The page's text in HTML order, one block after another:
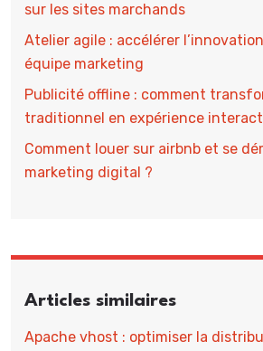
sur les sites marchands
Atelier agile : accélérer
équipe marketing
Publicité offline : comment
traditionnel en expérience
Comment louer sur airbnb et se
marketing digital ?
Articles similaires
Apache vhost : optimiser la